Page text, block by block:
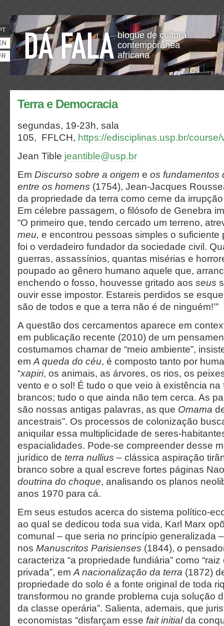
blogue de cultura
contemporânea
africana
Terra e Democracia
segundas, 19-23h, sala
105, FFLCH, https://edisciplinas.usp.br/
Jean Tible jeantible@usp.br
Em Discurso sobre a origem e os fundamentos
entre os homens (1754), Jean-Jacques
da propriedade da terra como cerne da
Em célebre passagem, o filósofo de Genebra
“O primeiro que, tendo cercado um terreno,
meu, e encontrou pessoas simples o suficiente
foi o verdadeiro fundador da sociedade civil.
guerras, assassínios, quantas misérias e
poupado ao gênero humano aquele que,
enchendo o fosso, houvesse gritado aos seus
ouvir esse impostor. Estareis perdidos se
são de todos e que a terra não é de ninguém!’”
A questão dos cercamentos aparece em
em publicação recente (2010) de um
costumamos chamar de “meio ambiente”,
em A queda do céu, é composto tanto por
“xapiri, os animais, as árvores, os rios, os
vento e o sol! É tudo o que veio à existência na
brancos; tudo o que ainda não tem cerca. As
são nossas antigas palavras, as que Omama
ancestrais”. Os processos de colonização
aniquilar essa multiplicidade de seres-
espacialidades. Pode-se compreender desse
jurídico de terra nullius – clássica aspiração
branco sobre a qual escreve fortes páginas
doutrina do choque, analisando os planos
anos 1970 para cá.
Em seus estudos acerca do sistema político-
ao qual se dedicou toda sua vida, Karl Marx
comunal – que seria no princípio generalizada
nos Manuscritos Parisienses (1844), o
caracteriza “a propriedade fundiária” como
privada”, em A nacionalização da terra (1872)
propriedade do solo é a fonte original de toda
transformou no grande problema cuja solução
da classe operária”. Salienta, ademais, que
economistas “disfarçam esse fait initialda